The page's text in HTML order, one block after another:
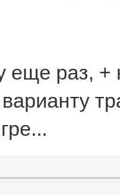
еще раз,